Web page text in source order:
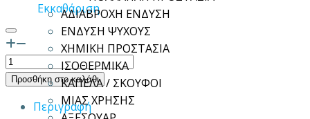
ΑΔΙΑΒΡΟΧΗ ΕΝΔΥΣΗ
ΕΝΔΥΣΗ ΨΥΧΟΥΣ
ΧΗΜΙΚΗ ΠΡΟΣΤΑΣΙΑ
ΙΣΟΘΕΡΜΙΚΑ
ΚΑΠΕΛΑ / ΣΚΟΥΦΟΙ
ΜΙΑΣ ΧΡΗΣΗΣ
Εκκαθάριση
Γάντια
δερματοπάνινα
GRIP
Προσθήκη στο καλάθι
Περιγραφή